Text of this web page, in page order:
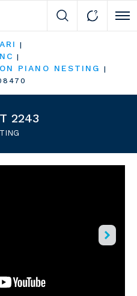
|
|
PIANO NESTING |
2243